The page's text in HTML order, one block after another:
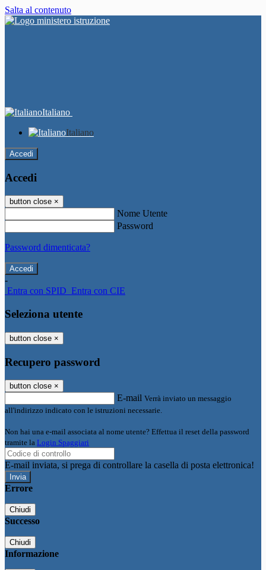
Salta al contenuto
Italiano
Italiano
Accedi
Accedi
button close ×
Nome Utente
Password
Password dimenticata?
-
Entra con SPID Entra con CIE
Seleziona utente
button close ×
Recupero password
button close ×
E-mail Verrà inviato un messaggio
all'indirizzo indicato con le istruzioni necessarie.
Non hai una e-mail associata al nome utente? Effettua il reset della password
tramite la Login Spaggiari
E-mail inviata, si prega di controllare la casella di posta elettronica!
Errore
Chiudi
Successo
Chiudi
Informazione